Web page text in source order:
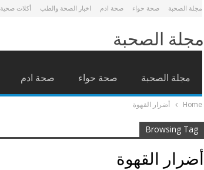
مجلة الصحبة صحة حواء صحة ادم اخبار الصحة والطب أكلات صحية
مجلة الصحبة
مجلة الصحبة صحة حواء صحة ادم
Home أضرار القهوة
Browsing Tag
أضرار القهوة